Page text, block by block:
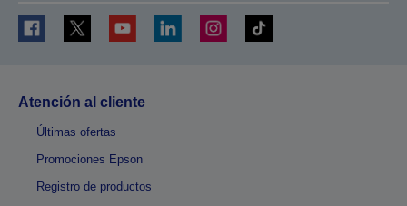
Atención al cliente
Últimas ofertas
Promociones Epson
Registro de productos